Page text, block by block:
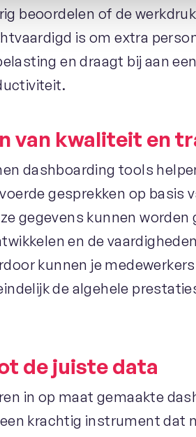
beoordelen of de
is om extra
en draagt bij aan
van kwaliteit en
dashboarding tools
gesprekken op basis
gegevens kunnen
en de
kunnen je
de algehele
de juiste data
in op maat gemaakte
krachtig instrument dat